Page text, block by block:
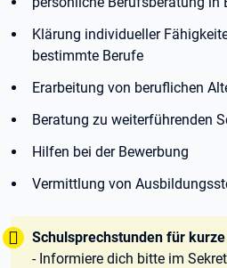
Klärung individueller
bestimmte Berufe
Erarbeitung von beruflichen
Beratung zu weiterführenden
Hilfen bei der Bewerbung
Vermittlung von
Tipp:
Schulsprechstunden für
- Informiere dich bitte im